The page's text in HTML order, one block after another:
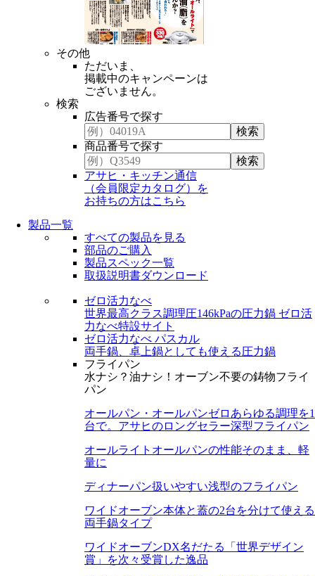
その他
ただいま、
掲載中のキャンペーンは
ございません。
検索
広告番号で探す
商品番号で探す
アサヒ・キッチン通信
（会員限定カタログ）を
お持ちの方はこちら
製品一覧
すべての製品を見る
部品のご購入
製品スペック一覧
取扱説明書ダウンロード
ゼロ活力なべ
世界最高クラス調理圧146kPaの圧力鍋 ゼロ活
力なべ特設サイト
ゼロ活力なべ パスカル
両手鍋、卓上鍋としても使える圧力鍋
フライパン
水ナシ？油ナシ！オーブン不要の鋳物フライ
パン
オールパン・オールパンゼロ あらゆる調理を1
台で。アサヒのロングセラー深型フライパン
オールライト オールパンの性能そのまま、軽
量に
ディナーパン扱いやすい浅型のフライパン
ワイドオーブン本体と蓋の2台を分けて使える
両手鍋タイプ
ワイドオーブンDX名だたる「世界デザイン
賞」を次々受賞した逸品